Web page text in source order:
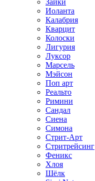
Зайки
Иоланта
Калабрия
Кварцит
Колоски
Лигурия
Луксор
Марсель
Мэйсон
Поп арт
Реальто
Римини
Сандал
Сиена
Симона
Стрит-Арт
Стритрейсинг
Феникс
Хлоя
Шёлк